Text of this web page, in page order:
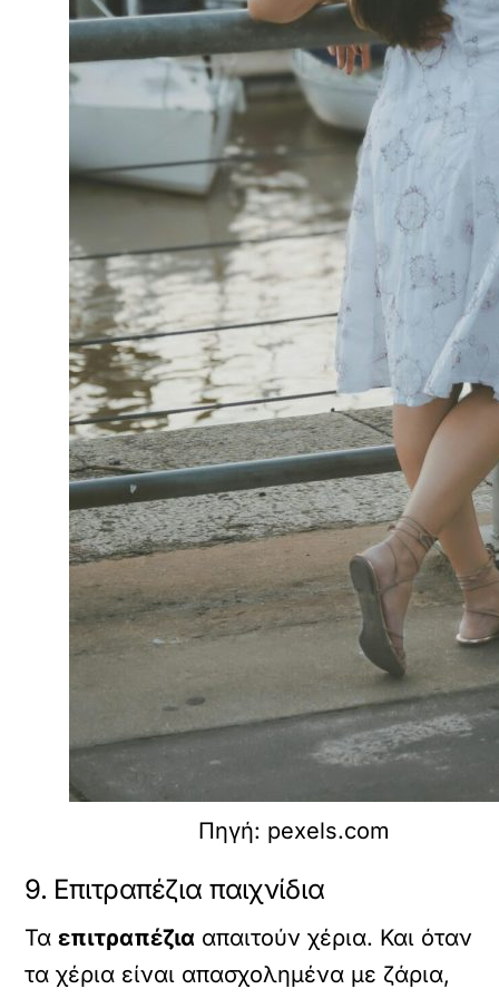
Πηγή: pexels.com
9. Επιτραπέζια παιχνίδια
Ταεπιτραπέζια απαιτούν χέρια. Και όταν
τα χέρια είναι απασχολημένα με ζάρια,